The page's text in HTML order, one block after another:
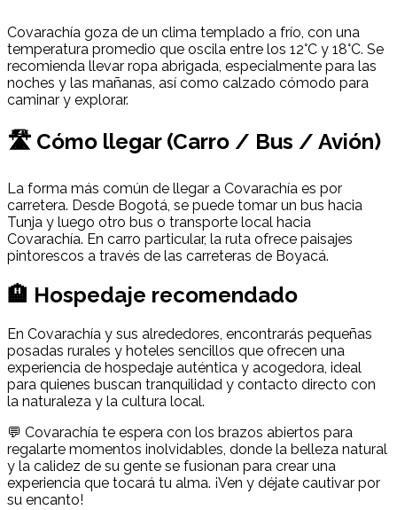
Covarachía goza de un clima templado a frío, con una
temperatura promedio que oscila entre los 12°C y 18°C. Se
recomienda llevar ropa abrigada, especialmente para las
noches y las mañanas, así como calzado cómodo para
caminar y explorar.
🛣 Cómo llegar (Carro / Bus / Avión)
La forma más común de llegar a Covarachía es por
carretera. Desde Bogotá, se puede tomar un bus hacia
Tunja y luego otro bus o transporte local hacia
Covarachía. En carro particular, la ruta ofrece paisajes
pintorescos a través de las carreteras de Boyacá.
🏨 Hospedaje recomendado
En Covarachía y sus alrededores, encontrarás pequeñas
posadas rurales y hoteles sencillos que ofrecen una
experiencia de hospedaje auténtica y acogedora, ideal
para quienes buscan tranquilidad y contacto directo con
la naturaleza y la cultura local.
💬 Covarachía te espera con los brazos abiertos para
regalarte momentos inolvidables, donde la belleza natural
y la calidez de su gente se fusionan para crear una
experiencia que tocará tu alma. ¡Ven y déjate cautivar por
su encanto!